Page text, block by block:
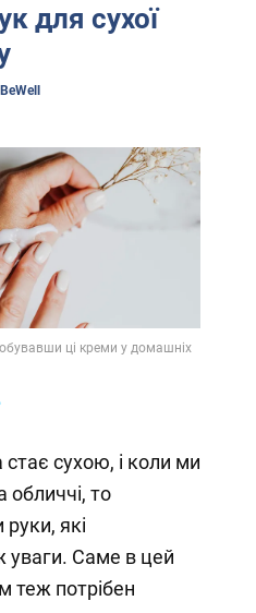
для сухої
BeWell
ці креми у домашніх
сухою, і коли ми
то
які
уваги. Саме в цей
теж потрібен